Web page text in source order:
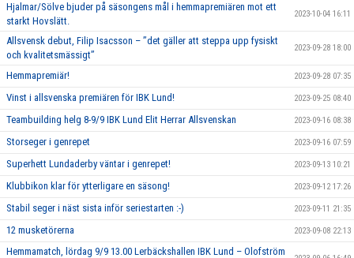
Hjalmar/Sölve bjuder på säsongens mål i hemmapremiären mot ett
starkt Hovslätt.
2023-10-04 16:11
Allsvensk debut, Filip Isacsson – ’’det gäller att steppa upp fysiskt
och kvalitetsmässigt’’
2023-09-28 18:00
Hemmapremiär! 2023-09-28 07:35
Vinst i allsvenska premiären för IBK Lund! 2023-09-25 08:40
Teambuilding helg 8-9/9 IBK Lund Elit Herrar Allsvenskan 2023-09-16 08:38
Storseger i genrepet 2023-09-16 07:59
Superhett Lundaderby väntar i genrepet! 2023-09-13 10:21
Klubbikon klar för ytterligare en säsong! 2023-09-12 17:26
Stabil seger i näst sista inför seriestarten :-) 2023-09-11 21:35
12 musketörerna 2023-09-08 22:13
Hemmamatch, lördag 9/9 13.00 Lerbäckshallen IBK Lund – Olofström